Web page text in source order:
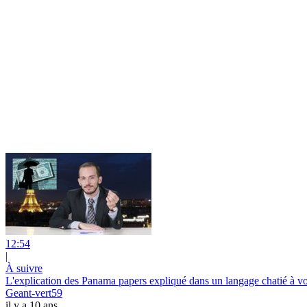
12:54
|
À suivre
L'explication des Panama papers expliqué dans un langage chatié à
Geant-vert59